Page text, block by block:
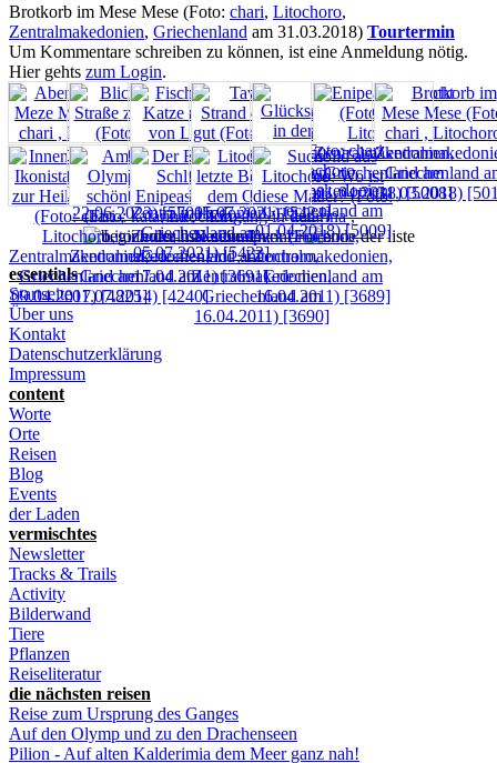
Brotkorb im Mese Mese (Foto: chari, Litochoro,
Zentralmakedonien, Griechenland am 31.03.2018) Tourtermin
Um Kommentare schreiben zu können, ist eine Anmeldung nötig.
Hier gehts zum Login.
seite 1 von 1
essentials
Startseite
Über uns
Kontakt
Datenschutzerklärung
Impressum
content
Worte
Orte
Reisen
Blog
Events
der Laden
vermischtes
Newsletter
Tracks & Trails
Activity
Bilderwand
Tiere
Pflanzen
Reiseliteratur
die nächsten reisen
Reise zum Ursprung des Ganges
Auf den Olymp und zu den Drachenseen
Pilion - Auf alten Kalderimia dem Meer ganz nah!